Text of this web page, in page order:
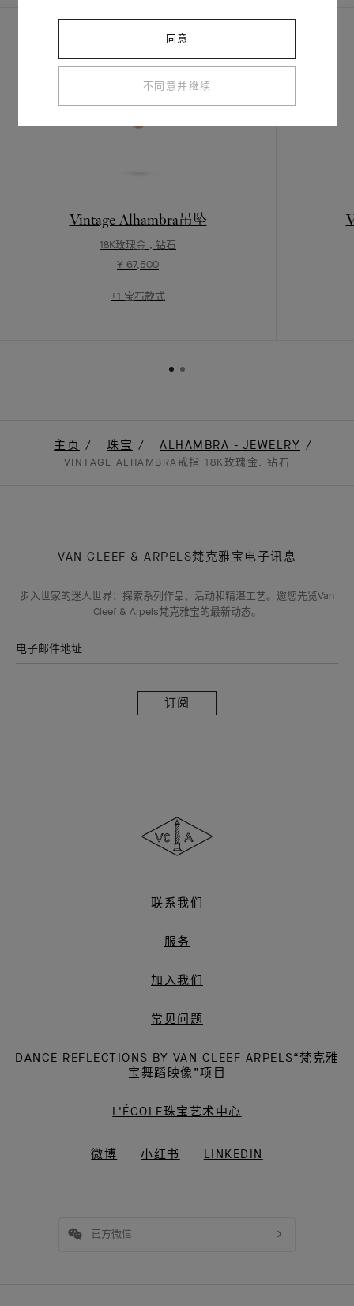
Vintage Alhambra吊坠
18K玫瑰金 , 钻石
¥ 67,500
+1 宝石款式
主页 珠宝 ALHAMBRA - JEWELRY
VINTAGE ALHAMBRA戒指 18K玫瑰金, 钻石
VAN CLEEF & ARPELS梵克雅宝电子讯息
步入世家的迷人世界：探索系列作品、活动和精湛工艺。邀您先览Van
Cleef & Arpels梵克雅宝的最新动态。
电子邮件地址
阅
&
Arpels
梵
雅
宝
联系我们
服务
加入我们
常见问题
DANCE REFLECTIONS BY VAN CLEEF ARPELS“梵克雅
宝舞蹈映像”项目
L'ÉCOLE珠宝艺术中心
微博 小红书 LINKEDIN
官方微信
同意
不同意并继续